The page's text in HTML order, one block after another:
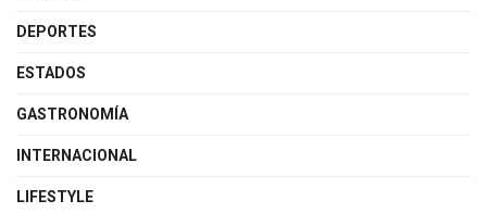
DEPORTES
ESTADOS
GASTRONOMÍA
INTERNACIONAL
LIFESTYLE